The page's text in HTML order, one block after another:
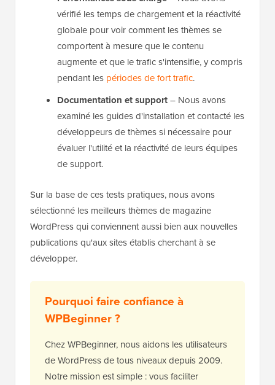
vérifié les temps de chargement et la réactivité
globale pour voir comment les thèmes se
comportent à mesure que le contenu
augmente et que le trafic s'intensifie, y compris
pendant les périodes de fort trafic.
Documentation et support– Nous avons
examiné les guides d'installation et contacté les
développeurs de thèmes si nécessaire pour
évaluer l'utilité et la réactivité de leurs équipes
de support.
Sur la base de ces tests pratiques, nous avons
sélectionné les meilleurs thèmes de magazine
WordPress qui conviennent aussi bien aux nouvelles
publications qu'aux sites établis cherchant à se
développer.
Pourquoi faire confiance à
WPBeginner ?
Chez WPBeginner, nous aidons les utilisateurs
de WordPress de tous niveaux depuis 2009.
Notre mission est simple : vous faciliter